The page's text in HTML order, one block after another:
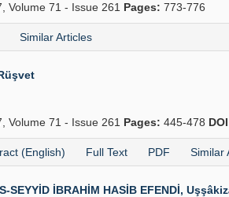
Volume 71 - Issue 261 Pages: 773-776
Similar Articles
Volume 71 - Issue 261 Pages: 445-478
(English) Full Text PDF Similar
SEYYİD İBRAHİM HASİB EFENDİ,